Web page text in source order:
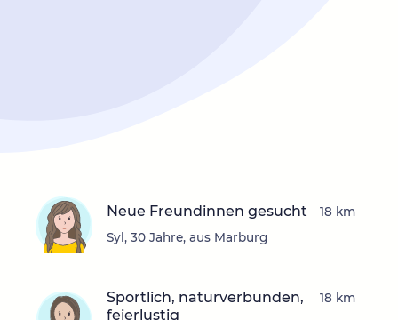
Neue Freundinnen gesucht
Syl, 30 Jahre, aus Marburg
18 km
Sportlich, naturverbunden,
feierlustig
18 km